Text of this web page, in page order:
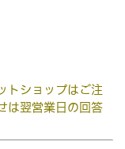
トショップはご注
は翌営業日の回答